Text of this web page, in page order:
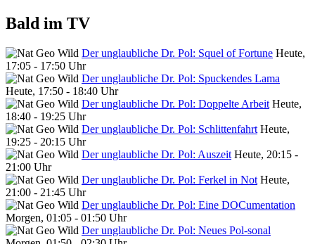
Bald im TV
Der unglaubliche Dr. Pol: Squel of Fortune Heute,
17:05 - 17:50 Uhr
Der unglaubliche Dr. Pol: Spuckendes Lama
Heute, 17:50 - 18:40 Uhr
Der unglaubliche Dr. Pol: Doppelte Arbeit Heute,
18:40 - 19:25 Uhr
Der unglaubliche Dr. Pol: Schlittenfahrt Heute,
19:25 - 20:15 Uhr
Der unglaubliche Dr. Pol: Auszeit Heute, 20:15 -
21:00 Uhr
Der unglaubliche Dr. Pol: Ferkel in Not Heute,
21:00 - 21:45 Uhr
Der unglaubliche Dr. Pol: Eine DOCumentation
Morgen, 01:05 - 01:50 Uhr
Der unglaubliche Dr. Pol: Neues Pol-sonal